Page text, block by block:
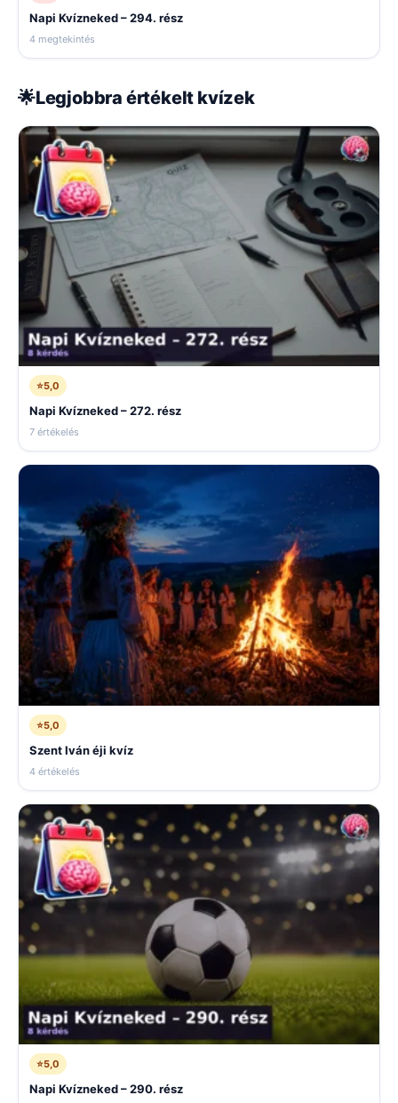
Napi Kvízneked – 294. rész
4 megtekintés
🌟Legjobbra értékelt kvízek
⭐5,0
Napi Kvízneked – 272. rész
7 értékelés
⭐5,0
Szent Iván éji kvíz
4 értékelés
⭐5,0
Napi Kvízneked – 290. rész